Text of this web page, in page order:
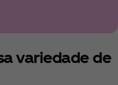
variedade de